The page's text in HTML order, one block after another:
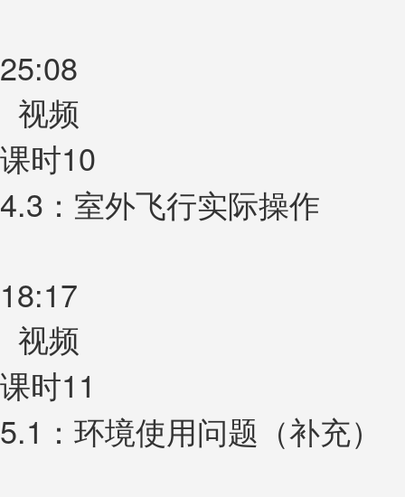
25:08
视频
课时10
4.3：室外飞行实际操作
18:17
视频
课时11
5.1：环境使用问题（补充）